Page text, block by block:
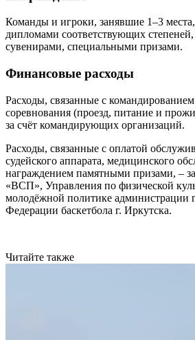
Команды и игроки, занявшие 1–3
дипломами соответствующих
сувенирами, специальными призами.
Финансовые расходы
Расходы, связанные с
соревнования (проезд, питание и
за счёт командирующих организаций.
Расходы, связанные с оплатой
судейского аппарата, медицинского
награждением памятными призами, –
«ВСП», Управления по физической
молодёжной политике администрации
Федерации баскетбола г. Иркутска.
Читайте также